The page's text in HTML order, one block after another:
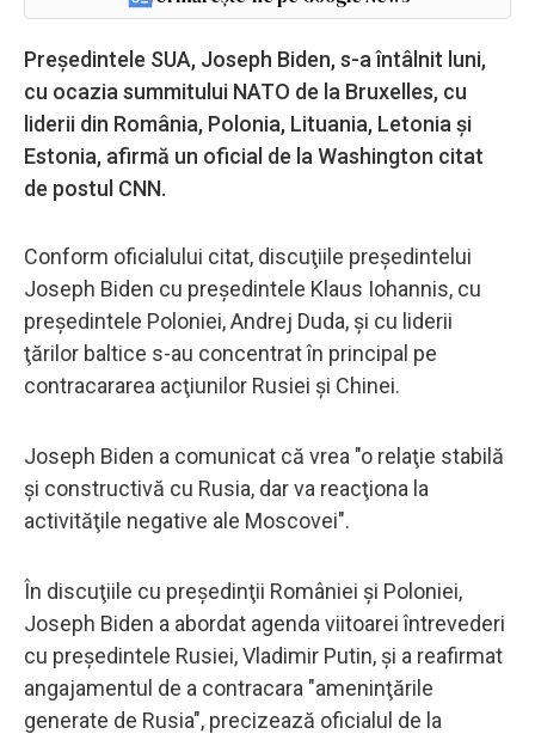
Preşedintele SUA, Joseph Biden, s-a întâlnit luni,
cu ocazia summitului NATO de la Bruxelles, cu
liderii din România, Polonia, Lituania, Letonia şi
Estonia, afirmă un oficial de la Washington citat
de postul CNN.
Conform oficialului citat, discuţiile preşedintelui
Joseph Biden cu preşedintele Klaus Iohannis, cu
preşedintele Poloniei, Andrej Duda, şi cu liderii
ţărilor baltice s-au concentrat în principal pe
contracararea acţiunilor Rusiei şi Chinei.
Joseph Biden a comunicat că vrea "o relaţie stabilă
şi constructivă cu Rusia, dar va reacţiona la
activităţile negative ale Moscovei".
În discuţiile cu preşedinţii României şi Poloniei,
Joseph Biden a abordat agenda viitoarei întrevederi
cu preşedintele Rusiei, Vladimir Putin, şi a reafirmat
angajamentul de a contracara "ameninţările
generate de Rusia", precizează oficialul de la